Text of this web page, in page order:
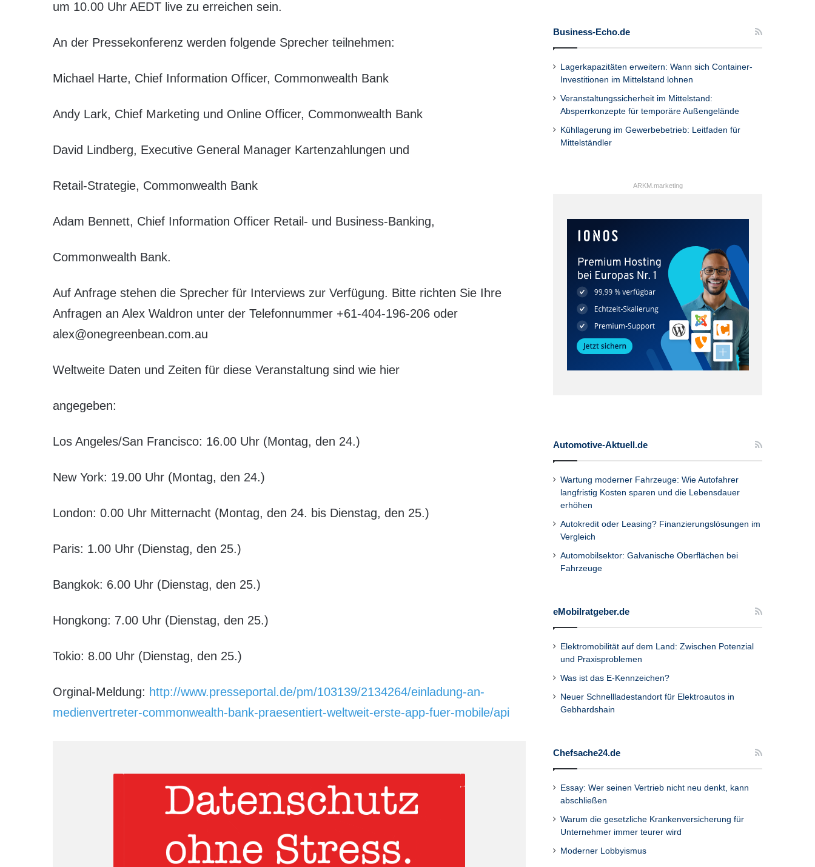
um 10.00 Uhr AEDT live zu erreichen sein.
An der Pressekonferenz werden folgende Sprecher teilnehmen:
Michael Harte, Chief Information Officer, Commonwealth Bank
Andy Lark, Chief Marketing und Online Officer, Commonwealth Bank
David Lindberg, Executive General Manager Kartenzahlungen und
Retail-Strategie, Commonwealth Bank
Adam Bennett, Chief Information Officer Retail- und Business-Banking,
Commonwealth Bank.
Auf Anfrage stehen die Sprecher für Interviews zur Verfügung. Bitte richten Sie Ihre
Anfragen an Alex Waldron unter der Telefonnummer +61-404-196-206 oder
alex@onegreenbean.com.au
Weltweite Daten und Zeiten für diese Veranstaltung sind wie hier
angegeben:
Los Angeles/San Francisco: 16.00 Uhr (Montag, den 24.)
New York: 19.00 Uhr (Montag, den 24.)
London: 0.00 Uhr Mitternacht (Montag, den 24. bis Dienstag, den 25.)
Paris: 1.00 Uhr (Dienstag, den 25.)
Bangkok: 6.00 Uhr (Dienstag, den 25.)
Hongkong: 7.00 Uhr (Dienstag, den 25.)
Tokio: 8.00 Uhr (Dienstag, den 25.)
Orginal-Meldung: http://www.presseportal.de/pm/103139/2134264/einladung-an-
medienvertreter-commonwealth-bank-praesentiert-weltweit-erste-app-fuer-mobile/api
Business-Echo.de
Lagerkapazitäten erweitern: Wann sich Container-
Investitionen im Mittelstand lohnen
Veranstaltungssicherheit im Mittelstand:
Absperrkonzepte für temporäre Außengelände
Kühllagerung im Gewerbebetrieb: Leitfaden für
Mittelständler
ARKM.marketing
Automotive-Aktuell.de
Wartung moderner Fahrzeuge: Wie Autofahrer
langfristig Kosten sparen und die Lebensdauer
erhöhen
Autokredit oder Leasing? Finanzierungslösungen im
Vergleich
Automobilsektor: Galvanische Oberflächen bei
Fahrzeuge
eMobilratgeber.de
Elektromobilität auf dem Land: Zwischen Potenzial
und Praxisproblemen
Was ist das E-Kennzeichen?
Neuer Schnellladestandort für Elektroautos in
Gebhardshain
Chefsache24.de
Essay: Wer seinen Vertrieb nicht neu denkt, kann
abschließen
Warum die gesetzliche Krankenversicherung für
Unternehmer immer teurer wird
Moderner Lobbyismus